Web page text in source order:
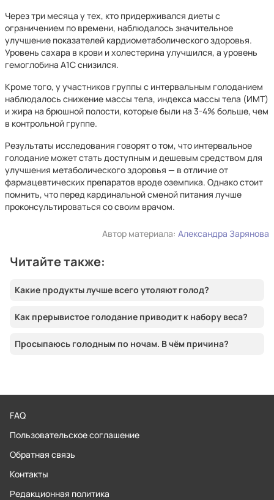
Через три месяца у тех, кто придерживался диеты с
ограничением по времени, наблюдалось значительное
улучшение показателей кардиометаболического здоровья.
Уровень сахара в крови и холестерина улучшился, а уровень
гемоглобина A1C снизился.
Кроме того, у участников группы с интервальным голоданием
наблюдалось снижение массы тела, индекса массы тела (ИМТ)
и жира на брюшной полости, которые были на 3-4% больше, чем
в контрольной группе.
Результаты исследования говорят о том, что интервальное
голодание может стать доступным и дешевым средством для
улучшения метаболического здоровья — в отличие от
фармацевтических препаратов вроде оземпика. Однако стоит
помнить, что перед кардинальной сменой питания лучше
проконсультироваться со своим врачом.
Автор материала: Александра Зарянова
Читайте также:
Какие продукты лучше всего утоляют голод?
Как прерывистое голодание приводит к набору веса?
Просыпаюсь голодным по ночам. В чём причина?
FAQ
Пользовательское соглашение
Обратная связь
Контакты
Редакционная политика